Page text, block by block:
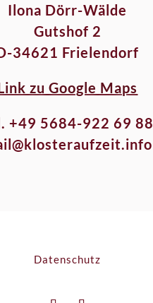
Ilona Dörr-Wälde
Gutshof 2
34621 Frielendorf
zu Google Maps
+49 5684-922 69 88
Datenschutz